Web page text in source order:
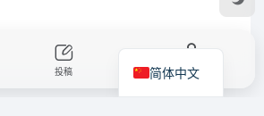
投稿 我的
简体中文